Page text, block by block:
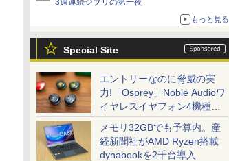
3週連続ジブリの第一夜
もっと見る
Special Site
エントリーなのに脅威の実
力!「Osprey」Noble Audioワ
イヤレスイヤフォン4機種を
一気に聴く
メモリ32GBでも予算内。産
経新聞社がAMD Ryzen搭載
dynabookを2千台導入